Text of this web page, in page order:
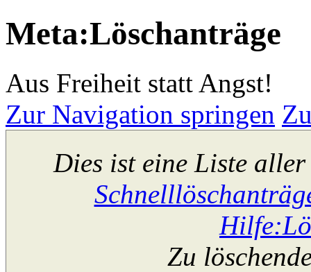
Meta:Löschanträge
Aus Freiheit statt Angst!
Zur Navigation springen
Dies ist eine Liste
Zu